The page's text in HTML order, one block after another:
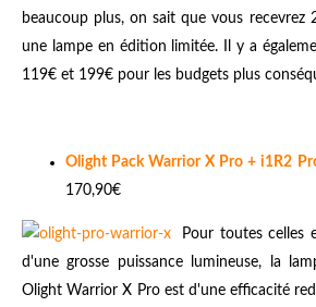
beaucoup plus, on sait que vous recevrez
une lampe en édition limitée. Il y a
119€ et 199€ pour les budgets plus
Olight Pack Warrior X Pro + i1R2
170,90€
Pour toutes celles
d'une grosse puissance lumineuse, la
Olight Warrior X Pro est d'une efficacité